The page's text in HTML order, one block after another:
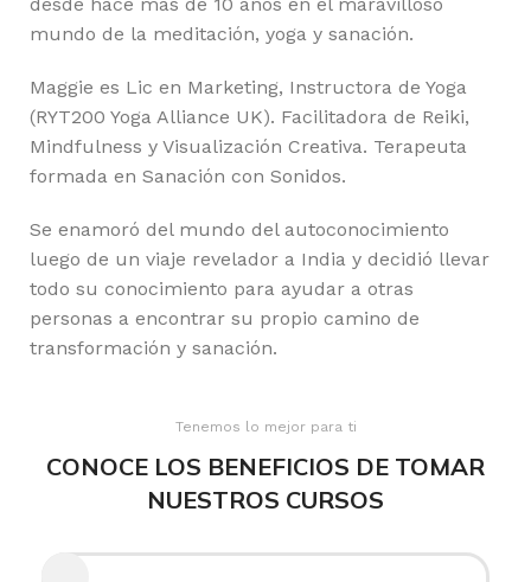
mundo de la meditación, yoga y sanación.
Maggie es Lic en Marketing, Instructora de Yoga
(RYT200 Yoga Alliance UK). Facilitadora de Reiki,
Mindfulness y Visualización Creativa. Terapeuta
formada en Sanación con Sonidos.
Se enamoró del mundo del autoconocimiento
luego de un viaje revelador a India y decidió llevar
todo su conocimiento para ayudar a otras
personas a encontrar su propio camino de
transformación y sanación.
Tenemos lo mejor para ti
CONOCE LOS BENEFICIOS DE TOMAR
NUESTROS CURSOS